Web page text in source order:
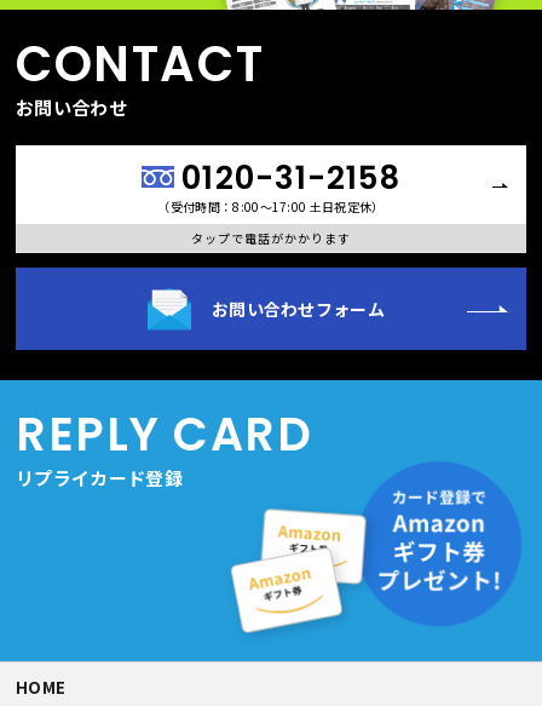
CONTACT
お問い合わせ
0120-31-2158
（受付時間：8:00〜17:00 土日祝定休）
タップで電話がかかります
お問い合わせフォーム
REPLY CARD
リプライカード登録
HOME